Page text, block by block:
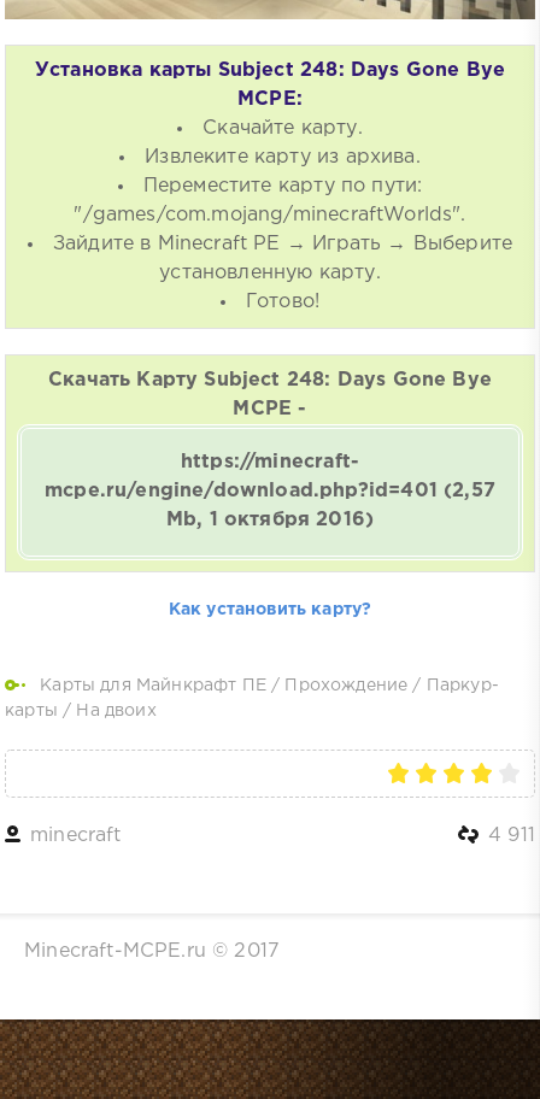
Установка карты Subject 248: Days Gone Bye
MCPE:
Скачайте карту.
Извлеките карту из архива.
Переместите карту по пути:
"/games/com.mojang/minecraftWorlds".
Зайдите в Minecraft PE → Играть → Выберите
установленную карту.
Готово!
Скачать Карту Subject 248: Days Gone Bye
MCPE -
https://minecraft-
mcpe.ru/engine/download.php?id=401
(2,57
Mb, 1 октября 2016)
Как установить карту?
Карты для Майнкрафт ПЕ / Прохождение /
Паркур-
карты / На двоих
minecraft 4 911
Minecraft-MCPE.ru © 2017